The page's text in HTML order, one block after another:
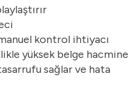
kontrol ihtiyacı
yüksek belge hacmine
sağlar ve hata